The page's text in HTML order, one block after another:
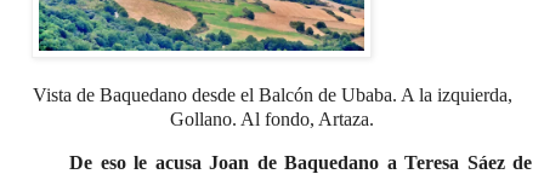
Vista de Baquedano desde el Balcón de Ubaba. A la izquierda,
Gollano. Al fondo, Artaza.
De eso le acusa Joan de Baquedano a Teresa Sáez de